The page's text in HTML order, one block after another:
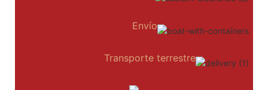
Envío
Transporte terrestre